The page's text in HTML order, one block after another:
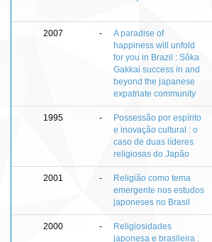
2007 -
A paradise of
happiness will unfold
for you in Brazil : Sôka
Gakkai success in and
beyond the japanese
expatriate community
1995 -
Possessão por espírito
e inovação cultural : o
caso de duas líderes
religiosas do Japão
2001 -
Religião como tema
emergente nos estudos
japoneses no Brasil
2000 -
Religiosidades
japonesa e brasileira :